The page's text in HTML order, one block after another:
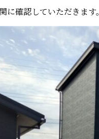
に確認していただきます。